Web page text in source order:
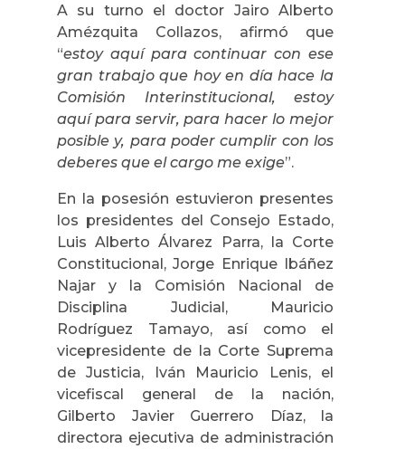
A su turno el doctor Jairo Alberto
Amézquita Collazos, afirmó que
“estoy aquí para continuar con ese
gran trabajo que hoy en día hace la
Comisión Interinstitucional, estoy
aquí para servir, para hacer lo mejor
posible y, para poder cumplir con los
deberes que el cargo me exige”.
En la posesión estuvieron presentes
los presidentes del Consejo Estado,
Luis Alberto Álvarez Parra, la Corte
Constitucional, Jorge Enrique Ibáñez
Najar y la Comisión Nacional de
Disciplina Judicial, Mauricio
Rodríguez Tamayo, así como el
vicepresidente de la Corte Suprema
de Justicia, Iván Mauricio Lenis, el
vicefiscal general de la nación,
Gilberto Javier Guerrero Díaz, la
directora ejecutiva de administración